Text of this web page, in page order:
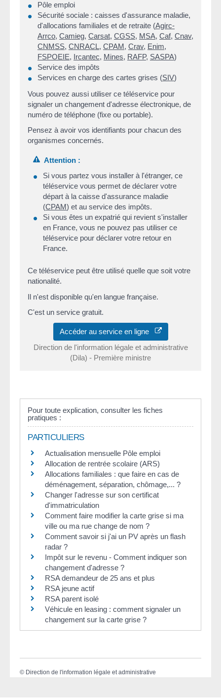
Pôle emploi
Sécurité sociale : caisses d'assurance maladie,
d'allocations familiales et de retraite (Agirc-
Arrco, Camieg, Carsat, CGSS, MSA, Caf, Cnav,
CNMSS, CNRACL, CPAM, Crav, Enim,
FSPOEIE, Ircantec, Mines, RAFP, SASPA)
Service des impôts
Services en charge des cartes grises (SIV)
Vous pouvez aussi utiliser ce téléservice pour
signaler un changement d'adresse électronique, de
numéro de téléphone (fixe ou portable).
Pensez à avoir vos identifiants pour chacun des
organismes concernés.
Attention :
Si vous partez vous installer à l'étranger, ce
téléservice vous permet de déclarer votre
départ à la caisse d'assurance maladie
(CPAM) et au service des impôts.
Si vous êtes un expatrié qui revient s'installer
en France, vous ne pouvez pas utiliser ce
téléservice pour déclarer votre retour en
France.
Ce téléservice peut être utilisé quelle que soit votre
nationalité.
Il n'est disponible qu'en langue française.
C'est un service gratuit.
Accéder au service en ligne
Direction de l'information légale et administrative
(Dila) - Première ministre
Pour toute explication, consulter les fiches
pratiques :
PARTICULIERS
Actualisation mensuelle Pôle emploi
Allocation de rentrée scolaire (ARS)
Allocations familiales : que faire en cas de
déménagement, séparation, chômage,... ?
Changer l'adresse sur son certificat
d'immatriculation
Comment faire modifier la carte grise si ma
ville ou ma rue change de nom ?
Comment savoir si j'ai un PV après un flash
radar ?
Impôt sur le revenu - Comment indiquer son
changement d'adresse ?
RSA demandeur de 25 ans et plus
RSA jeune actif
RSA parent isolé
Véhicule en leasing : comment signaler un
changement sur la carte grise ?
© Direction de l'information légale et administrative